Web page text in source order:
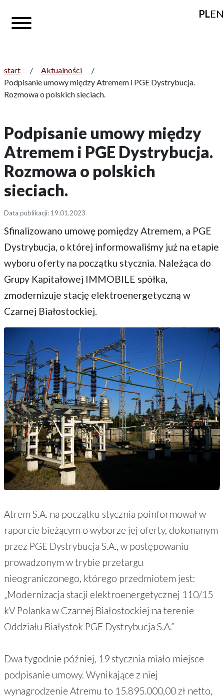
PLEN
start / Aktualności
/
Podpisanie umowy między Atremem i PGE Dystrybucja.
Rozmowa o polskich sieciach.
Podpisanie umowy między
Atremem i PGE Dystrybucja.
Rozmowa o polskich
sieciach.
Data publikacji: 19.01.2023
Sfinalizowano umowę pomiędzy Atremem, a PGE
Dystrybucja, o której informowaliśmy już na etapie
wyboru oferty na początku stycznia. Należąca do
Grupy Kapitałowej IMMOBILE spółka,
zmodernizuje stację elektroenergetyczną w
Czarnej Białostockiej.
Atrem S.A. na początku stycznia poinformował w
raporcie bieżącym o wyborze jej oferty, dokonanym
przez PGE Dystrybucja S.A., w postępowaniu
prowadzonym w trybie przetargu
nieograniczonego, którego przedmiotem jest:
„Modernizacja stacji elektroenergetycznej 110/15
kV Polanka w Czarnej Białostockiej na terenie
Oddziału Białystok PGE Dystrybucja S.A.”
Dwa tygodnie później, 19 stycznia miało miejsce
podpisanie umowy. Wynikające z niej
wynagrodzenie Atremu to 15.895.000,00 zł netto,